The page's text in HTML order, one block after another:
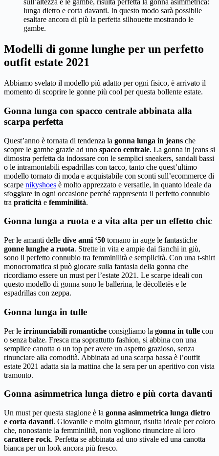
sull’altezza e le gambe, risulta perfetta la gonna asimmetrica:
lunga dietro e corta davanti. In questo modo sarà possibile
esaltare ancora di più la perfetta silhouette mostrando le
gambe.
Modelli di gonne lunghe per un perfetto
outfit estate 2021
Abbiamo svelato il modello più adatto per ogni fisico, è arrivato il
momento di scoprire le gonne più cool per questa bollente estate.
Gonna lunga con spacco centrale abbinata alla
scarpa perfetta
Quest’anno è tornata di tendenza la gonna lunga in jeans che
scopre le gambe grazie ad uno spacco centrale. La gonna in jeans si
dimostra perfetta da indossare con le semplici sneakers, sandali bassi
o le intramontabili espadrillas con tacco, tanto che quest’ultimo
modello tornato di moda e acquistabile con sconti sull’ecommerce di
scarpe nikyshoes è molto apprezzato e versatile, in quanto ideale da
sfoggiare in ogni occasione perché rappresenta il perfetto connubio
tra praticità e femminilità.
Gonna lunga a ruota e a vita alta per un effetto chic
Per le amanti delle dive anni ‘50 tornano in auge le fantastiche
gonne lunghe a ruota. Strette in vita e ampie dai fianchi in giù,
sono il perfetto connubio tra femminilità e semplicità. Con una t-shirt
monocromatica si può giocare sulla fantasia della gonna che
ricordiamo essere un must per l’estate 2021. Le scarpe ideali con
questo modello di gonna sono le ballerina, le dècolletès e le
espadrillas con zeppa.
Gonna lunga in tulle
Per le irrinunciabili romantiche consigliamo la gonna in tulle con
o senza balze. Fresca ma soprattutto fashion, si abbina con una
semplice canotta o un top per avere un aspetto grazioso, senza
rinunciare alla comodità. Abbinata ad una scarpa bassa è l’outfit
estate 2021 adatta sia la mattina che la sera per un aperitivo con vista
tramonto.
Gonna asimmetrica lunga dietro e più corta davanti
Un must per questa stagione è la gonna asimmetrica lunga dietro
e corta davanti. Giovanile e molto glamour, risulta ideale per coloro
che, nonostante la femminilità, non vogliono rinunciare al loro
carattere rock. Perfetta se abbinata ad uno stivale ed una canotta
bianca per un look ancora più fresco.